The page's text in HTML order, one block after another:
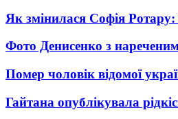
Як змінилася Софія Ротару:
Фото Денисенко з
Помер чоловік відомої
Гайтана опублікувала